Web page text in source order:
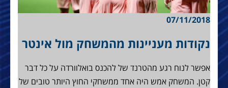
07/11/2018
נקודות מעניינות מהמשחק מול אינטר
אפשר לנוח רגע מהטרנד של להכנס בואלוורדה על כל דבר
קטן. המשחק אמש היה אחד ממשחקי החוץ היותר טובים של